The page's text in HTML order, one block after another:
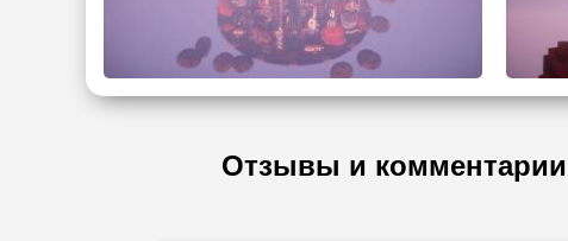
Отзывы и комментарии